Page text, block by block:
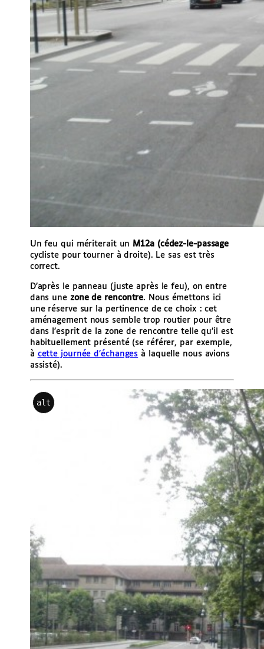
Un feu qui mériterait un M12a (cédez-le-passage
cycliste pour tourner à droite). Le sas est très
correct.
D’après le panneau (juste après le feu), on entre
dans une zone de rencontre. Nous émettons ici
une réserve sur la pertinence de ce choix : cet
aménagement nous semble trop routier pour être
dans l’esprit de la zone de rencontre telle qu’il est
habituellement présenté (se référer, par exemple,
à cette journée d’échanges à laquelle nous avions
assisté).
alt